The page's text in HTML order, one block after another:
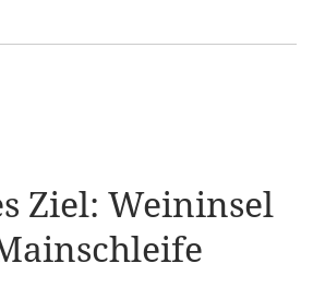
Ziel: Weininsel